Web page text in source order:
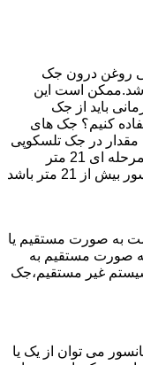
روغن درون جک
است این
باید از جک
کنیم؟ جک های
و این مقدار در جک تلسکوپی
تک مرحله ای 7 متر،دو مرحله ای 14 و سه مرحله ای 21 متر
است.در صورتی که ارتفاع محل نصب آسانسور بیش از 21 متر باشد
به صورت مستقیم یا
صورت مستقیم به
غیر مستقیم،جک
می توان از یک یا